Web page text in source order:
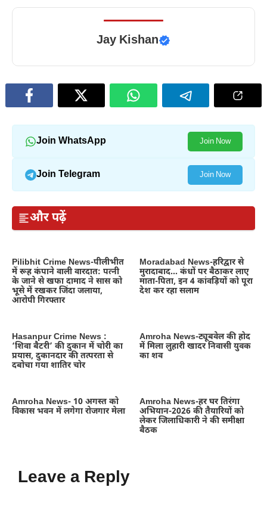
Jay Kishan
Join WhatsApp Join Now
Join Telegram Join Now
और पढ़ें
Pilibhit Crime News-पीलीभीत
में रूह कंपाने वाली वारदात: पत्नी
के जाने से खफा दामाद ने सास को
भूसे में रखकर जिंदा जलाया,
आरोपी गिरफ्तार
Moradabad News-हरिद्वार से
मुरादाबाद… कंधों पर बैठाकर लाए
माता-पिता, इन 4 कांवड़ियों को पूरा
देश कर रहा सलाम
Hasanpur Crime News :
‘शिवा बैटरी’ की दुकान में चोरी का
प्रयास, दुकानदार की तत्परता से
दबोचा गया शातिर चोर
Amroha News-ट्यूबवेल की होद
में मिला लुहारी खादर निवासी युवक
का शव
Amroha News- 10 अगस्त को
विकास भवन में लगेगा रोजगार मेला
Amroha News-हर घर तिरंगा
अभियान-2026 की तैयारियों को
लेकर जिलाधिकारी ने की समीक्षा
बैठक
Leave a Reply